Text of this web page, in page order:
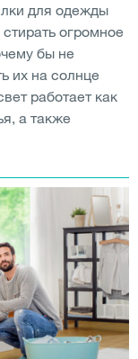
для одежды
огромное
бы не
их на солнце
работает как
а также